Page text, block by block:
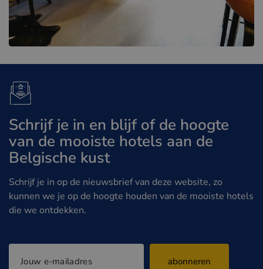
Schrijf je in en blijf of de hoogte
van de mooiste hotels aan de
Belgische kust
Schrijf je in op de nieuwsbrief van deze website, zo
kunnen we je op de hoogte houden van de mooiste hotels
die we ontdekken.
abonneren